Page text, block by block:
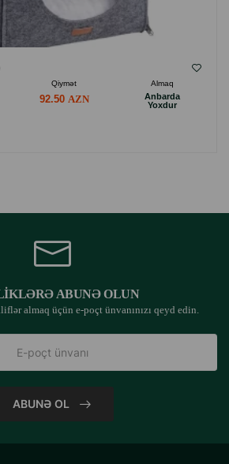
Qiymət
Almaq
92.50
Anbarda
Yoxdur
ABUNƏ OLUN
almaq üçün e-poçt ünvanınızı qeyd edin.
ABUNƏ OL